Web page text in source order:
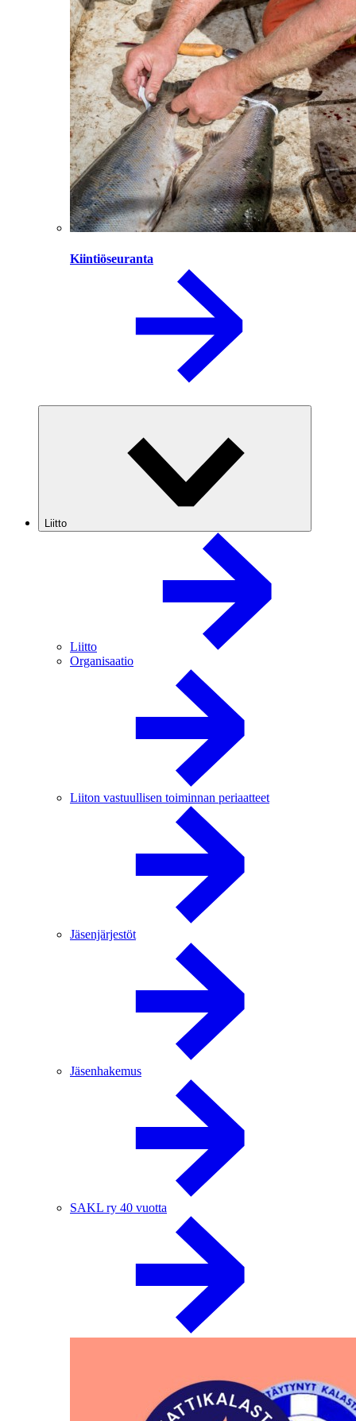
Kiintiöseuranta
Liitto
Liitto
Organisaatio
Liiton vastuullisen toiminnan periaatteet
Jäsenjärjestöt
Jäsenhakemus
SAKL ry 40 vuotta